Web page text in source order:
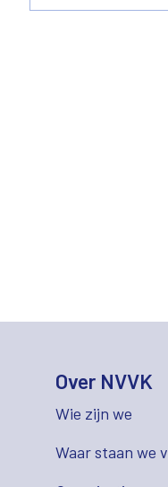
Over NVVK
Wie zijn we
Waar staan we